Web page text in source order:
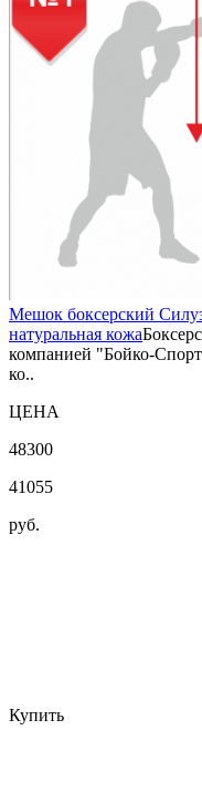
Мешок боксерский
натуральная кожа
компанией "Бойко-
ко..
ЦЕНА
48300
41055
руб.
Купить